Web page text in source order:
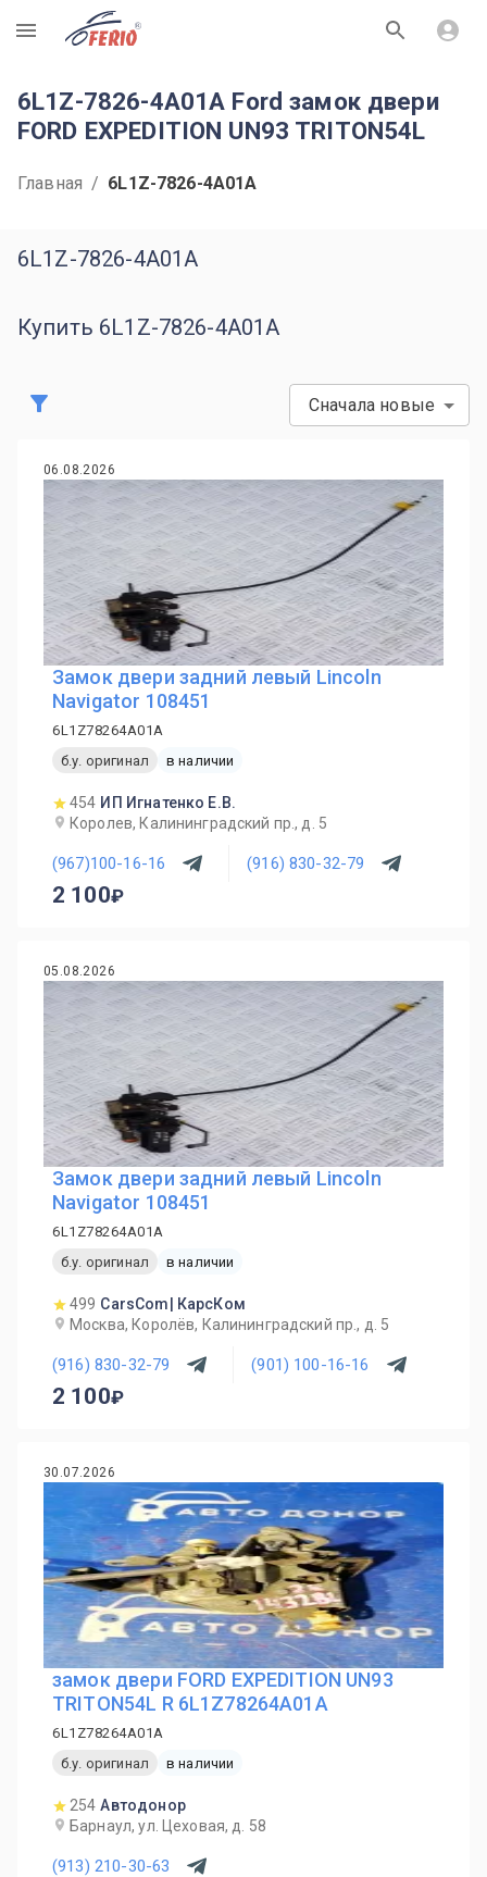
R
6L1Z-7826-4A01A Ford замок двери
FORD EXPEDITION UN93 TRITON54L
Главная / 6L1Z-7826-4A01A
6L1Z-7826-4A01A
Купить 6L1Z-7826-4A01A
Сначала новые
06.08.2026
Замок двери задний левый Lincoln
Navigator 108451
6L1Z78264A01A
б.у. оригинал
в наличии
454 ИП Игнатенко Е.В.
Королев, Калининградский пр., д. 5
(967)100-16-16 (916) 830-32-79
2 100
05.08.2026
Замок двери задний левый Lincoln
Navigator 108451
6L1Z78264A01A
б.у. оригинал
в наличии
499 CarsCom| КарсКом
Москва, Королёв, Калининградский пр., д. 5
(916) 830-32-79 (901) 100-16-16
2 100
30.07.2026
замок двери FORD EXPEDITION UN93
TRITON54L R 6L1Z78264A01A
6L1Z78264A01A
б.у. оригинал
в наличии
254 Автодонор
Барнаул, ул. Цеховая, д. 58
(913) 210-30-63